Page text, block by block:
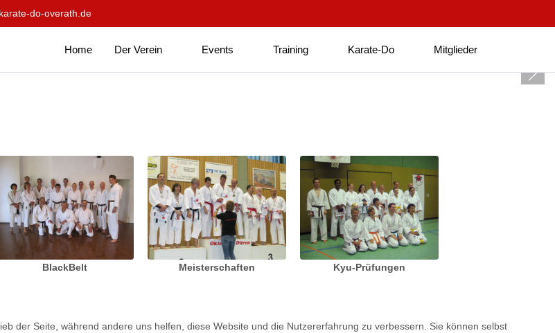
do-overath.de
Home Der Verein Events Training Karate-Do Mitglieder
BlackBelt Meisterschaften Kyu-Prüfungen
der Seite, während andere uns helfen, diese Website und die Nutzererfahrung zu verbessern. Sie können selbst